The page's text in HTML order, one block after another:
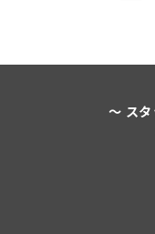
～ スタ